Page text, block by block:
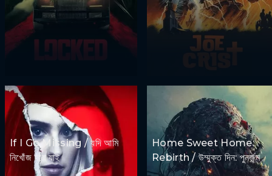
If I Go Missing / যদি আমি
নিখোঁজ হয়ে যাই
Home Sweet Home:
Rebirth / উম্মুক্ত দিন: পুনর্জন্ম